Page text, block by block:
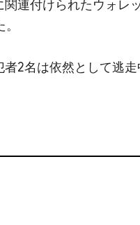
連付けられたウォレ
2名は依然として逃走